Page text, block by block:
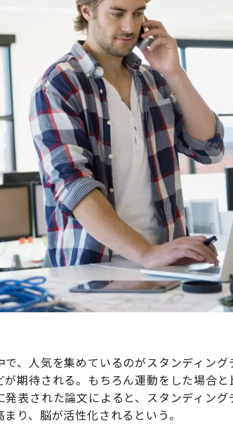
、人気を集めているのがスタンディング
期待される。もちろん運動をした場合と
表された論文によると、スタンディング
り、脳が活性化されるという。